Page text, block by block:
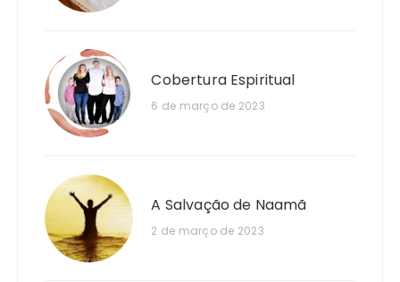
Cobertura Espiritual
6 de março de 2023
A Salvação de Naamã
2 de março de 2023